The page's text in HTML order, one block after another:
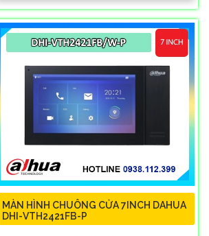
MÀN HÌNH CHUÔNG CỬA 7INCH DAHUA
DHI-VTH2421FB-P